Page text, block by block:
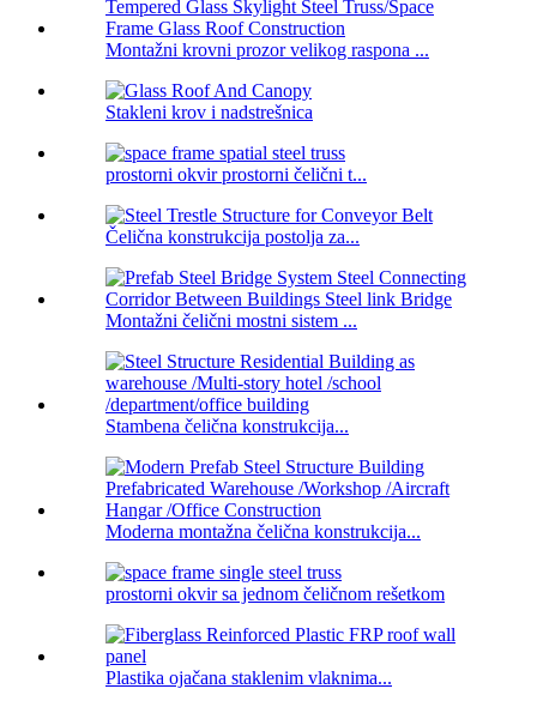
Montažni krovni prozor velikog raspona ...
Stakleni krov i nadstrešnica
prostorni okvir prostorni čelični t...
Čelična konstrukcija postolja za...
Montažni čelični mostni sistem ...
Stambena čelična konstrukcija...
Moderna montažna čelična konstrukcija...
prostorni okvir sa jednom čeličnom rešetkom
Plastika ojačana staklenim vlaknima...